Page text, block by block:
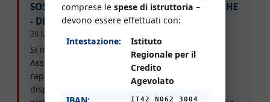
SOSPENSIONE - PER RICOGNIZIONE PRATICHE
- DEL PORTALE +ARTIGIANATO
28 luglio 2026
Si informa che, a seguito del confronto con le
Associazioni di categoria maggiormente
rappresentative del comparto artigiano, è stata
disposta la sospensione temporanea della
comprese le spese di istruttoria –
devono essere effettuati con:
Intestazione:
Istituto
Regionale per il
Credito
Agevolato
IT42 N062 3004